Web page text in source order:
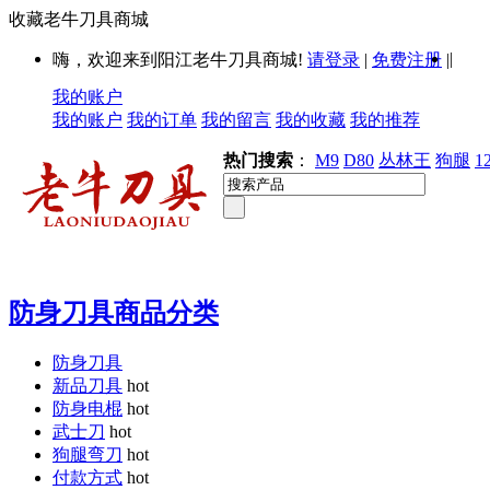
收藏老牛刀具商城
嗨，欢迎来到阳江老牛刀具商城! 请登录 | 免费注册 ||
我的账户
我的账户 我的订单 我的留言 我的收藏 我的推荐
热门搜索 ： M9 D80 丛林王 狗腿
防身刀具商品分类
防身刀具
新品刀具 hot
防身电棍 hot
武士刀 hot
狗腿弯刀 hot
付款方式 hot